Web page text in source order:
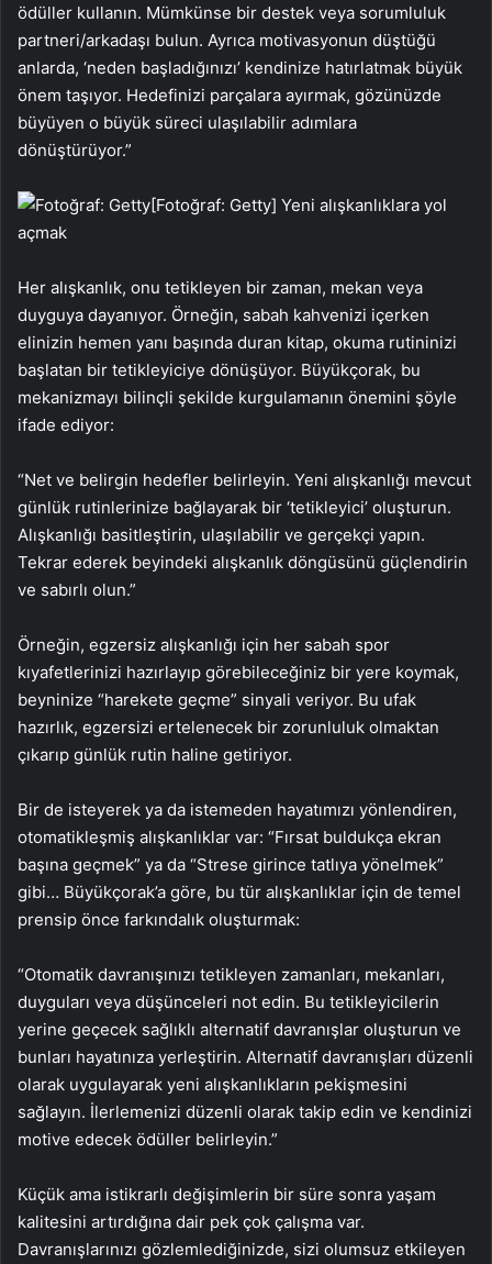
ödüller kullanın. Mümkünse bir destek veya sorumluluk
partneri/arkadaşı bulun. Ayrıca motivasyonun düştüğü
anlarda, ‘neden başladığınızı’ kendinize hatırlatmak büyük
önem taşıyor. Hedefinizi parçalara ayırmak, gözünüzde
büyüyen o büyük süreci ulaşılabilir adımlara
dönüştürüyor.”
[Fotoğraf: Getty] Yeni alışkanlıklara yol
açmak
Her alışkanlık, onu tetikleyen bir zaman, mekan veya
duyguya dayanıyor. Örneğin, sabah kahvenizi içerken
elinizin hemen yanı başında duran kitap, okuma rutininizi
başlatan bir tetikleyiciye dönüşüyor. Büyükçorak, bu
mekanizmayı bilinçli şekilde kurgulamanın önemini şöyle
ifade ediyor:
“Net ve belirgin hedefler belirleyin. Yeni alışkanlığı mevcut
günlük rutinlerinize bağlayarak bir ‘tetikleyici’ oluşturun.
Alışkanlığı basitleştirin, ulaşılabilir ve gerçekçi yapın.
Tekrar ederek beyindeki alışkanlık döngüsünü güçlendirin
ve sabırlı olun.”
Örneğin, egzersiz alışkanlığı için her sabah spor
kıyafetlerinizi hazırlayıp görebileceğiniz bir yere koymak,
beyninize “harekete geçme” sinyali veriyor. Bu ufak
hazırlık, egzersizi ertelenecek bir zorunluluk olmaktan
çıkarıp günlük rutin haline getiriyor.
Bir de isteyerek ya da istemeden hayatımızı yönlendiren,
otomatikleşmiş alışkanlıklar var: “Fırsat buldukça ekran
başına geçmek” ya da “Strese girince tatlıya yönelmek”
gibi… Büyükçorak’a göre, bu tür alışkanlıklar için de temel
prensip önce farkındalık oluşturmak:
“Otomatik davranışınızı tetikleyen zamanları, mekanları,
duyguları veya düşünceleri not edin. Bu tetikleyicilerin
yerine geçecek sağlıklı alternatif davranışlar oluşturun ve
bunları hayatınıza yerleştirin. Alternatif davranışları düzenli
olarak uygulayarak yeni alışkanlıkların pekişmesini
sağlayın. İlerlemenizi düzenli olarak takip edin ve kendinizi
motive edecek ödüller belirleyin.”
Küçük ama istikrarlı değişimlerin bir süre sonra yaşam
kalitesini artırdığına dair pek çok çalışma var.
Davranışlarınızı gözlemlediğinizde, sizi olumsuz etkileyen